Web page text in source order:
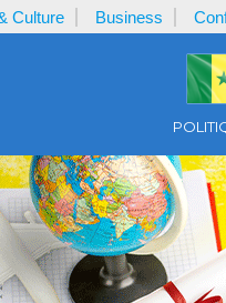
Culture Business